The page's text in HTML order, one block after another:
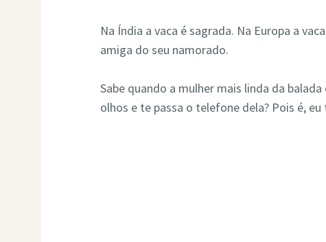
Na Índia a vaca é sagrada. Na Europa a
amiga do seu namorado.
Sabe quando a mulher mais linda da
olhos e te passa o telefone dela? Pois é,